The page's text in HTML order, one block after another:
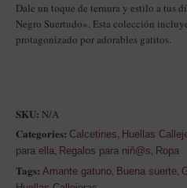
Dale un toque de ternura y estilo a tus
Negro Suertudo». Esta colección
protagonizado por adorables gatitos.
SKU: N/A
Categories: Calcetines, Huellas
para ella, Regalos para niñ@s, Ropa
Tags: Amante gatuno, Buena suerte,